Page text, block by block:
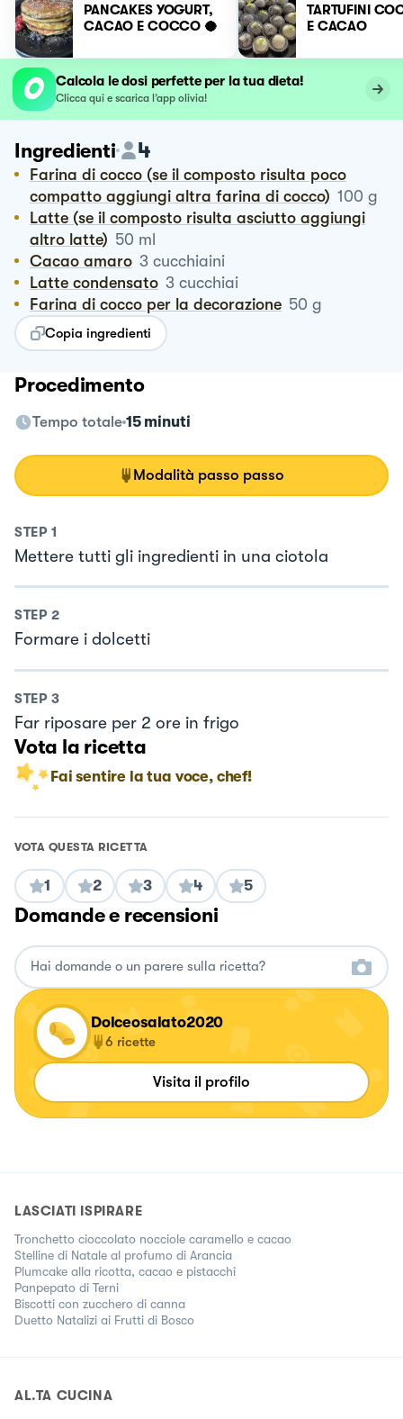
PANCAKES YOGURT,
CACAO E COCCO 🥥
TARTUFINI
E CACAO
Calcola le dosi perfette per la tua dieta!
Clicca qui e scarica l’app olivia!
Ingredienti 4
Farina di cocco (se il composto risulta poco
compatto aggiungi altra farina di cocco) 100 g
Latte (se il composto risulta asciutto aggiungi
altro latte) 50 ml
Cacao amaro 3 cucchiaini
Latte condensato 3 cucchiai
Farina di cocco per la decorazione 50 g
Copia ingredienti
Procedimento
Tempo totale 15 minuti
Modalità passo passo
STEP 1
Mettere tutti gli ingredienti in una ciotola
STEP 2
Formare i dolcetti
STEP 3
Far riposare per 2 ore in frigo
Vota la ricetta
Fai sentire la tua voce, chef!
VOTA QUESTA RICETTA
1 2 3 4 5
Domande e recensioni
Dolceosalato2020
6 ricette
Visita il profilo
LASCIATI ISPIRARE
Tronchetto cioccolato nocciole caramello e cacao
Stelline di Natale al profumo di Arancia
Plumcake alla ricotta, cacao e pistacchi
Panpepato di Terni
Biscotti con zucchero di canna
Duetto Natalizi ai Frutti di Bosco
AL.TA CUCINA